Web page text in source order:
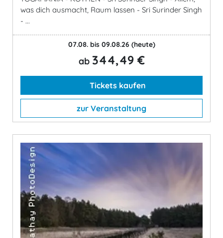
was dich ausmacht, Raum lassen - Sri Surinder Singh
- ...
07.08. bis 09.08.26 (heute)
ab 344,49 €
Tickets kaufen
zur Veranstaltung